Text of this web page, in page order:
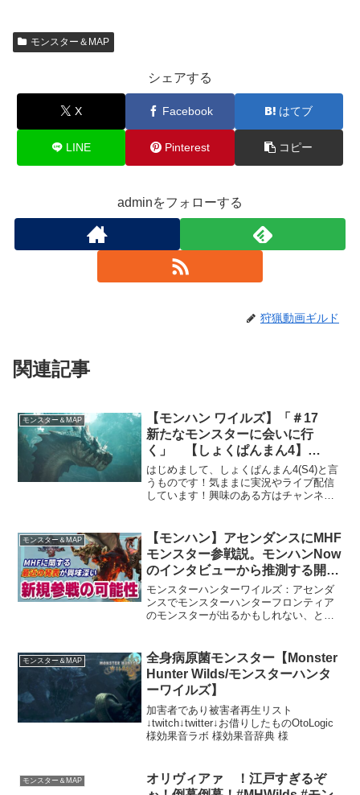
モンスター＆MAP
シェアする
X Facebook はてブ
LINE Pinterest コピー
adminをフォローする
狩猟動画ギルド
関連記事
モンスター＆MAP
【モンハン ワイルズ】「＃17
新たなモンスターに会いに行
く」 【しょくぱんまん4】
【PS5】※ネタバレあり
はじめまして、しょくぱんまん4(S4)と言
うものです！気ままに実況やライブ配信
しています！興味のある方はチャンネル
モンスター＆MAP
【モンハン】アセンダンスにMHF
モンスター参戦説。モンハンNow
のインタビューから推測する開発
事情【モンスターハンターワイル
ズ 切り抜き】
モンスターハンターワイルズ：アセンダ
ンスでモンスターハンターフロンティア
のモンスターが出るかもしれない、とい
【モンハン】アセンダンスPVに隠された
情報を探そう。モンハン...
モンスター＆MAP
全身病原菌モンスター【Monster
Hunter Wilds/モンスターハンタ
ーワイルズ】
加害者であり被害者再生リスト
↓twitch↓twitter↓お借りしたものOtoLogic
様効果音ラボ 様効果音辞典 様
モンスター＆MAP
オリヴィアァ゙！江戸すぎるぞ